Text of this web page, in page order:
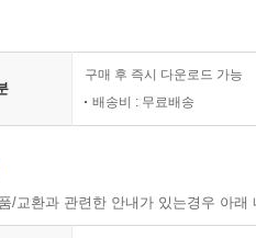
구매 후 즉시 다운로드 가능
배송비 : 무료배송
/교환과 관련한 안내가 있는경우 아